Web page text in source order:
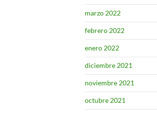
marzo 2022
febrero 2022
enero 2022
diciembre 2021
noviembre 2021
octubre 2021